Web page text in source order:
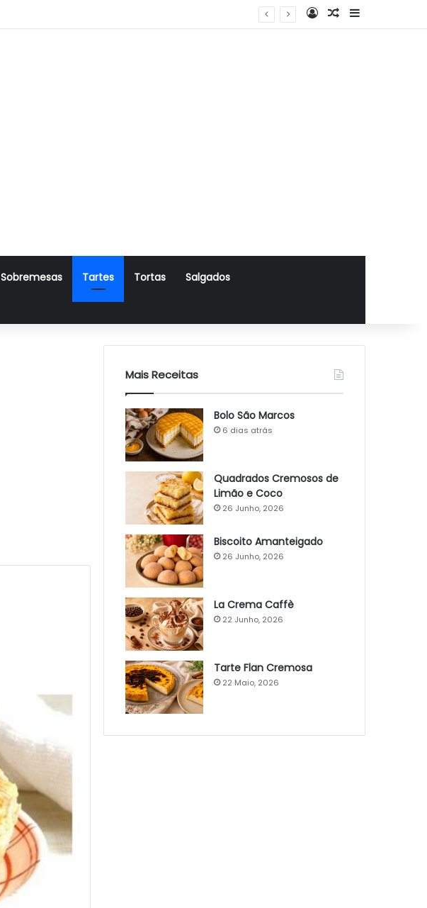
Log InArtigo Aleatório
Sidebar
Sobremesas Tartes Tortas Salgados
Mais Receitas
Bolo São Marcos
6 dias atrás
Quadrados Cremosos de
Limão e Coco
26 Junho, 2026
Biscoito Amanteigado
26 Junho, 2026
La Crema Caffè
22 Junho, 2026
Tarte Flan Cremosa
22 Maio, 2026